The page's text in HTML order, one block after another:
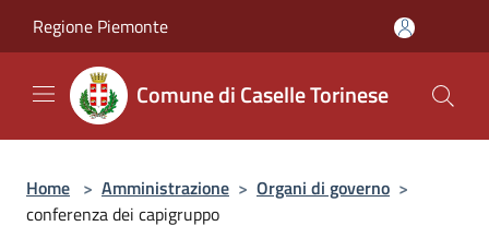
Regione Piemonte
Comune di Caselle Torinese
Home > Amministrazione > Organi di governo >
conferenza dei capigruppo